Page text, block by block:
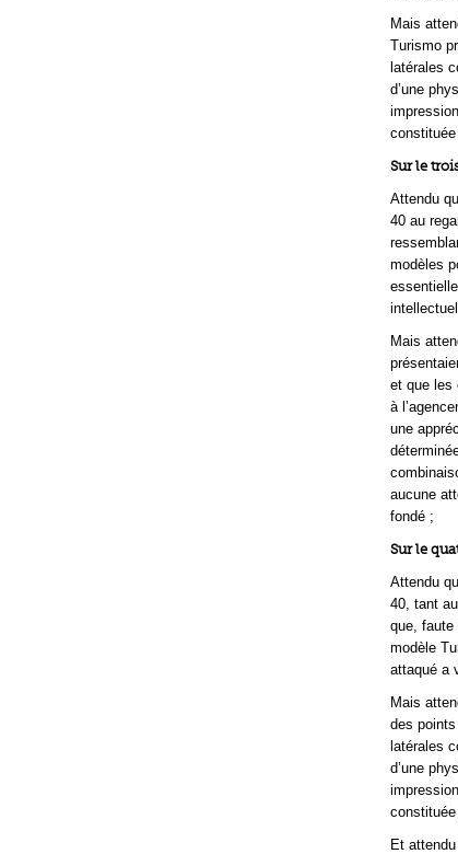
Mais
Turismo
latérales
d’une
Sur le
Attendu
40 au
modèles
Mais
et que les
à
une
aucune
fondé ;
Sur le
Attendu
40, tant
que, faute
modèle
attaqué a
Mais
des
latérales
d’une
Et